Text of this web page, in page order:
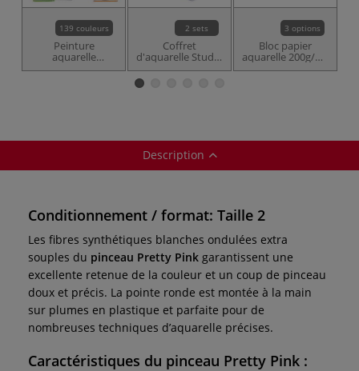
139 couleurs
Peinture
aquarelle
Horadam de
2 sets
Coffret
d'aquarelle Studio
Gerstaecker
3 options
Bloc papier
aquarelle 200g/m²
N°3 Gerstaecker
Description
Conditionnement / format: Taille 2
Les fibres synthétiques blanches ondulées extra
souples du pinceau Pretty Pink garantissent une
excellente retenue de la couleur et un coup de pinceau
doux et précis. La pointe ronde est montée à la main
sur plumes en plastique et parfaite pour de
nombreuses techniques d’aquarelle précises.
Caractéristiques du pinceau Pretty Pink :